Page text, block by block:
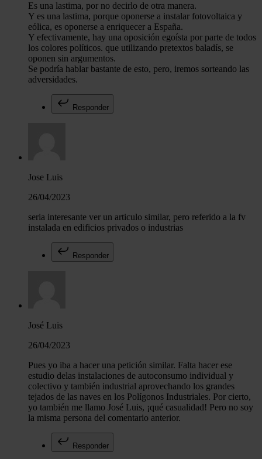
Es una lastima, por no decirlo de otra manera.
Y es una lastima, porque oponerse a instalar fotovoltaica y
eólica, es oponerse a enriquecer a España.
Y efectivamente, hay una oposición egoísta por parte de todos
los colores políticos. que utilizando pretextos baladís, se
oponen sin argumentos.
Se podría hablar bastante de esto, pero, iremos sorteando las
adversidades.
Responder
Jose Luis
26/04/2023
seria interesante ver un articulo similar, pero referido a la fv
instalada en edificios privados o industrias
Responder
José Luis
26/04/2023
Pues yo iba a hacer una petición similar. Falta hacer ese
estudio delas instalaciones de autoconsumo individual y
colectivo y también industrial aprovechando los grandes
tejados de las naves en los Polígonos Industriales. Por cierto,
yo también me llamo José Luis, ¡qué casualidad! Pero no soy
la misma persona del comentario anterior.
Responder